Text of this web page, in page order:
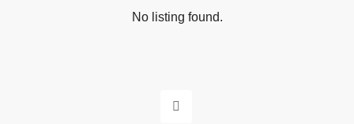
No listing found.